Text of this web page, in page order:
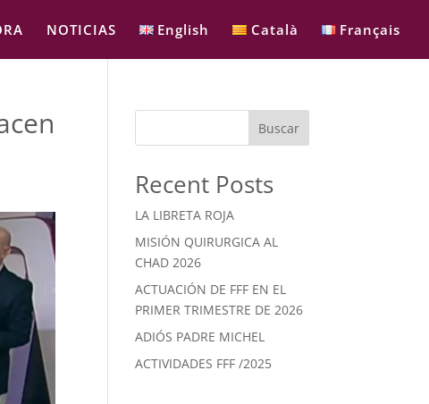
NOTICIAS English Català Français
Buscar
Recent Posts
LA LIBRETA ROJA
MISIÓN QUIRURGICA AL
CHAD 2026
ACTUACIÓN DE FFF EN EL
PRIMER TRIMESTRE DE 2026
ADIÓS PADRE MICHEL
ACTIVIDADES FFF /2025